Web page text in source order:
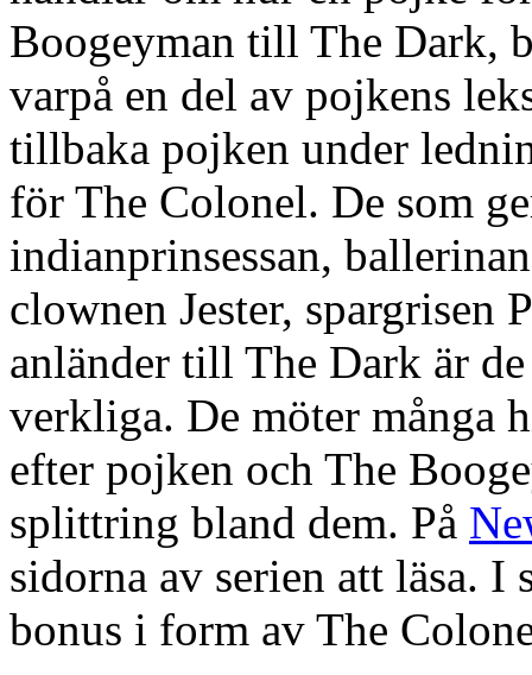
Boogeyman till The Dark,
varpå en del av pojkens
tillbaka pojken under
för The Colonel. De som
indianprinsessan,
clownen Jester, spargrisen
anländer till The Dark är
verkliga. De möter många
efter pojken och The
splittring bland dem. På
sidorna av serien att läsa.
bonus i form av The